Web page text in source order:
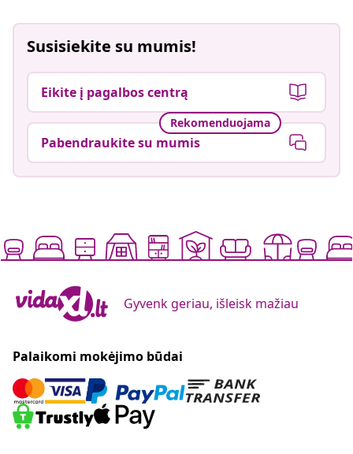
Susisiekite su mumis!
Eikite į pagalbos centrą
Rekomenduojama
Pabendraukite su mumis
Gyvenk geriau, išleisk mažiau
Palaikomi mokėjimo būdai